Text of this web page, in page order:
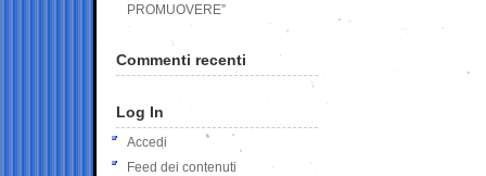
PROMUOVERE”
Commenti recenti
Log In
Accedi
Feed dei contenuti